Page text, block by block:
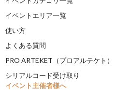
イベントエリア一覧
使い方
よくある質問
PRO ARTEKET（プロアルテケト）
シリアルコード受け取り
イベント主催者様へ